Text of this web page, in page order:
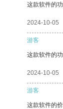
这款软件的
2024-10-05
游客
这款软件的
2024-10-05
游客
这款软件的